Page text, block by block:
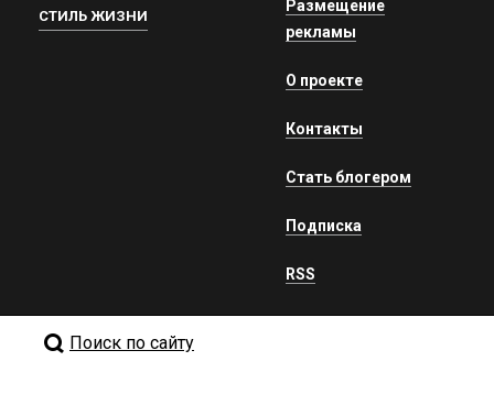
СТИЛЬ ЖИЗНИ
Размещение
рекламы
О проекте
Контакты
Стать блогером
Подписка
RSS
Поиск по сайту